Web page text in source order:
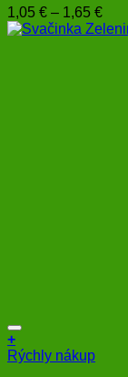
si
môžete
1,05 € – 1,65 €Price
+
Tento
Rýchly nákup